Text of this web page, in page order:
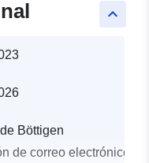
keyboard_arrow_up
Böttigen
de correo electrónico: